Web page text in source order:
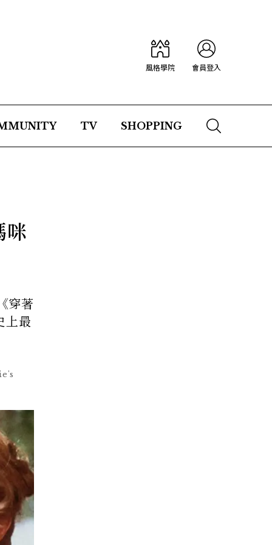
風格學院 會員登入
TV SHOPPING
咪
穿著
上最